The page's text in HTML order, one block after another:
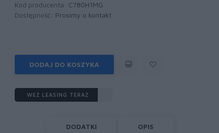
Kod producenta: C780H1MG
Dostępność: Prosimy o kontakt
DODAJ DO KOSZYKA
WEŹ LEASING TERAZ
DODATKI OPIS